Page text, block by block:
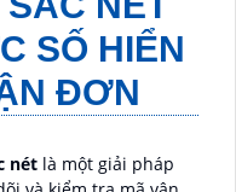
SỐ HIỂN
ĐƠN
nét là một giải pháp